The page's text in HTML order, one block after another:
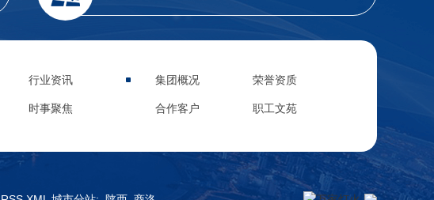
行业资讯
时事聚焦
集团概况 荣誉资质
合作客户 职工文苑